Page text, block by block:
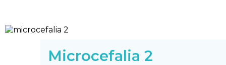
Microcefalia 2